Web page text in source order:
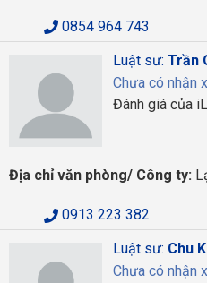
0854 964 743
Luật sư: Trần
Chưa có nhận
Đánh giá của
Địa chỉ văn phòng/ Công ty:
0913 223 382
Luật sư: Chu
Chưa có nhận